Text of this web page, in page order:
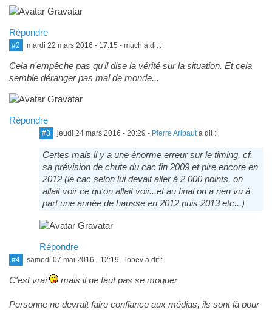
Répondre
#2 mardi 22 mars 2016 - 17:15 - much a dit :
Cela n'empêche pas qu'il dise la vérité sur la situation. Et cela
semble déranger pas mal de monde...
Répondre
#3 jeudi 24 mars 2016 - 20:29 - Pierre Aribauta dit :
Certes mais il y a une énorme erreur sur le timing, cf.
sa prévision de chute du cac fin 2009 et pire encore en
2012 (le cac selon lui devait aller à 2 000 points, on
allait voir ce qu'on allait voir...et au final on a rien vu à
part une année de hausse en 2012 puis 2013 etc...)
Répondre
#4 samedi 07 mai 2016 - 12:19 - lobev a dit :
C'est vrai mais il ne faut pas se moquer
Personne ne devrait faire confiance aux médias, ils sont là pour